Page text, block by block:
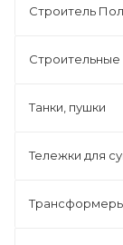
Строитель
Танки, пушки
Тележки для